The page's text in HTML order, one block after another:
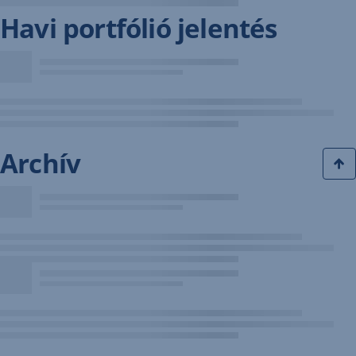
Havi portfólió jelentés
Archív